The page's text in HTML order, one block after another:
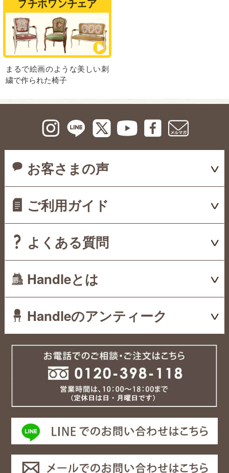
まるで絵画のような美しい刺
繍で作られた椅子
お客さまの声
ご利用ガイド
よくある質問
Handleとは
Handleのアンティーク